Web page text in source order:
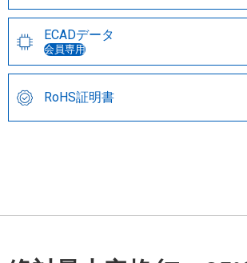
ECADデータ
会員専用
RoHS証明書